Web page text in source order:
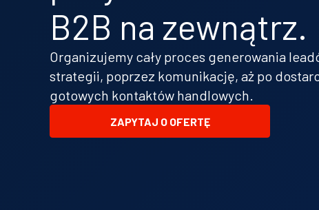
B2B na zewnątrz.
Organizujemy cały proces generowania
strategii, poprzez komunikację, aż po
gotowych kontaktów handlowych.
ZAPYTAJ O OFERTĘ